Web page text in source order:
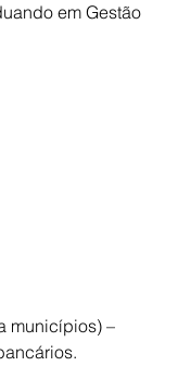
em Gestão
municípios) –